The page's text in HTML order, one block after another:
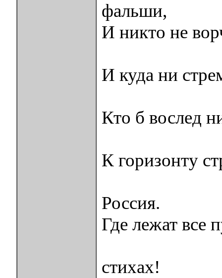
фальши,
И никто не
И куда ни
Кто б вослед
К горизонту
Россия.
Где лежат все
стихах!